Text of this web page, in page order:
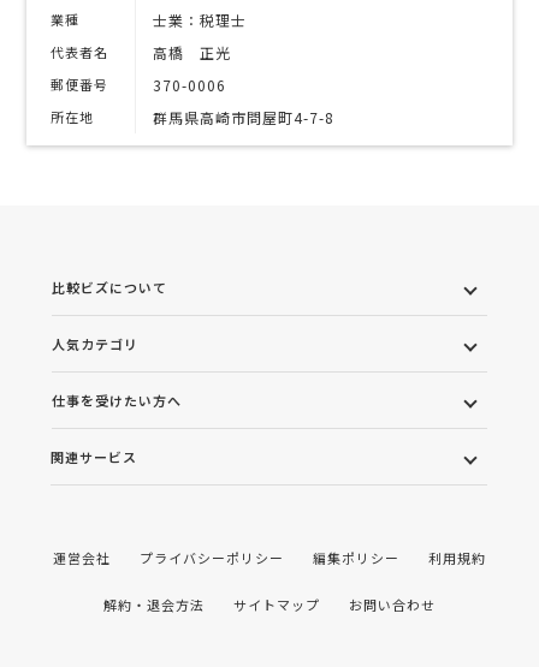
業種 士業：税理士
代表者名 高橋 正光
郵便番号 370-0006
所在地 群馬県高崎市問屋町4-7-8
比較ビズについて
人気カテゴリ
仕事を受けたい方へ
関連サービス
運営会社 プライバシーポリシー 編集ポリシー 利用規約
解約・退会方法 サイトマップ お問い合わせ